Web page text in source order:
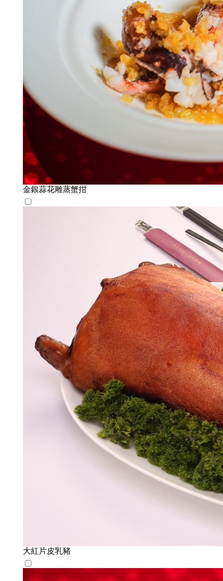
金銀蒜花雕蒸蟹拑
大紅片皮乳豬